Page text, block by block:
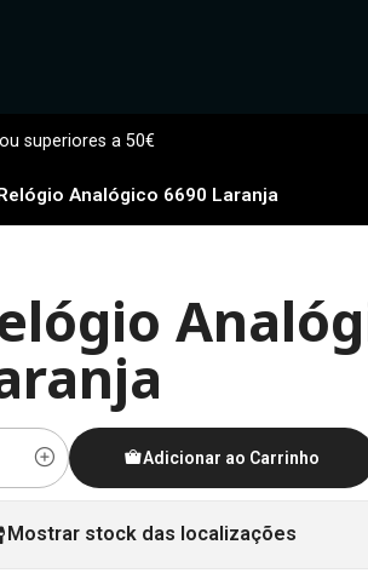
superiores a 50€
Analógico 6690 Laranja
Adicionar ao Carrinho
Mostrar stock das localizações